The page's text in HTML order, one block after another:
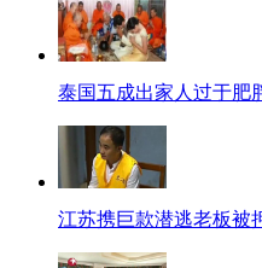
泰国五成出家人过于肥
江苏携巨款潜逃老板被